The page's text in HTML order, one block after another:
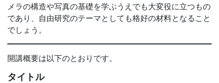
メラの構造や写真の基礎を学ぶうえでも大変役に立つもの
であり、自由研究のテーマとしても格好の材料となること
でしょう。
開講概要は以下のとおりです。
タイトル